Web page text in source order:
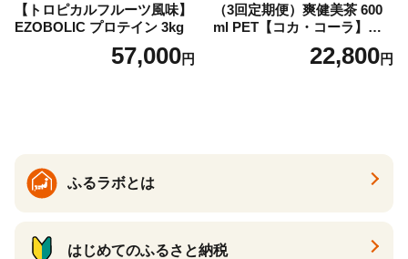
【トロピカルフルーツ風味】
EZOBOLIC プロテイン 3kg
57,000円
（3回定期便）爽健美茶 600
ml PET【コカ・コーラ】ペ
ットボトル 1ケース(24本) 定
期便 3回(72本) セット お茶
22,800円
ふるラボとは
はじめてのふるさと納税